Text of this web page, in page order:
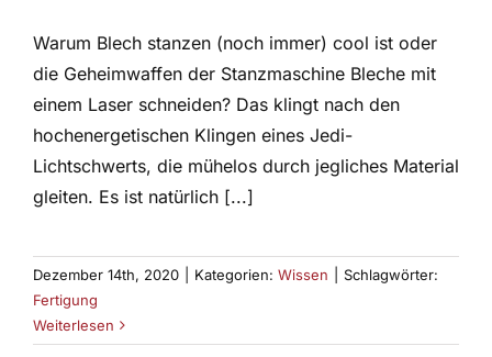
Warum Blech stanzen (noch immer) cool ist oder
die Geheimwaffen der Stanzmaschine Bleche mit
einem Laser schneiden? Das klingt nach den
hochenergetischen Klingen eines Jedi-
Lichtschwerts, die mühelos durch jegliches Material
gleiten. Es ist natürlich [...]
Dezember 14th, 2020 Kategorien: Wissen
Schlagwörter:
Fertigung
Weiterlesen